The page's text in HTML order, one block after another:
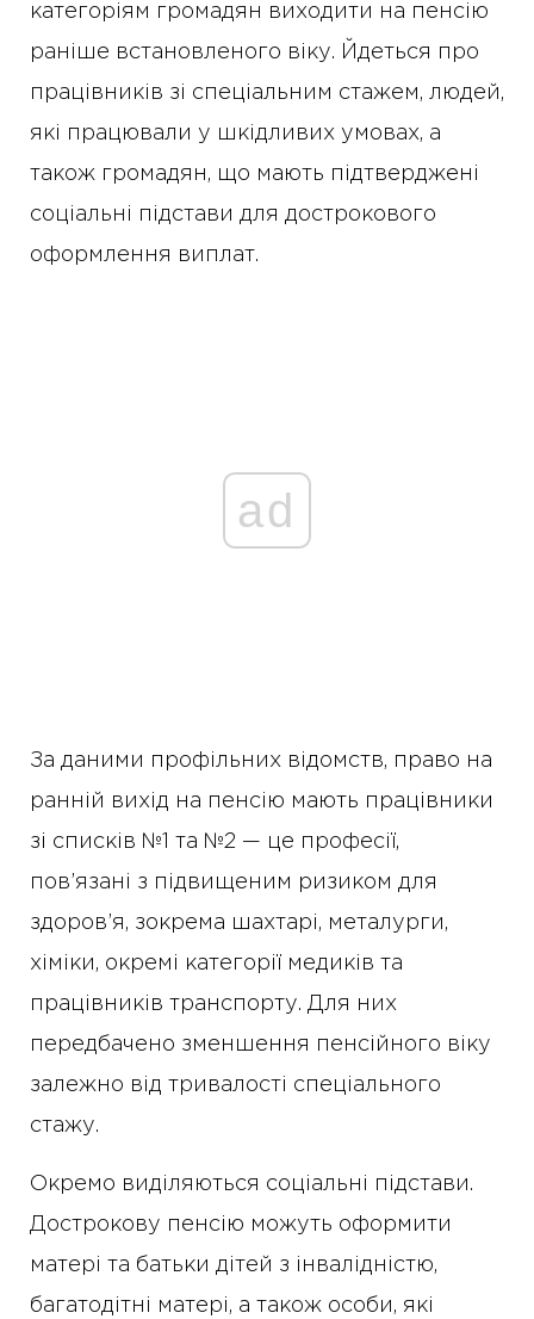
категоріям громадян виходити на пенсію
раніше встановленого віку. Йдеться про
працівників зі спеціальним стажем, людей,
які працювали у шкідливих умовах, а
також громадян, що мають підтверджені
соціальні підстави для дострокового
оформлення виплат.
ad
За даними профільних відомств, право на
ранній вихід на пенсію мають працівники
зі списків №1 та №2 — це професії,
пов’язані з підвищеним ризиком для
здоров’я, зокрема шахтарі, металурги,
хіміки, окремі категорії медиків та
працівників транспорту. Для них
передбачено зменшення пенсійного віку
залежно від тривалості спеціального
стажу.
Окремо виділяються соціальні підстави.
Дострокову пенсію можуть оформити
матері та батьки дітей з інвалідністю,
багатодітні матері, а також особи, які